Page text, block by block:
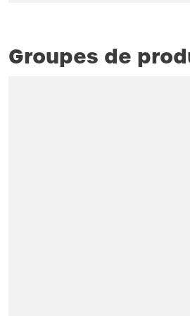
Groupes de